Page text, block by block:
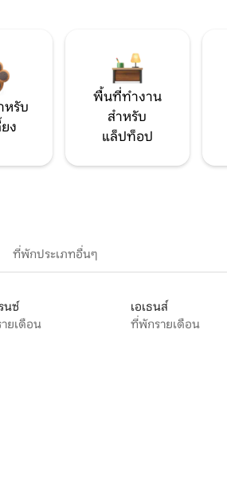
หรับ
ง
พื้นที่ทำงาน
สำหรับ
แล็ปท็อป
ที่พักประเภทอื่นๆ
นซ์
ยเดือน
เอเธนส์
ที่พักรายเดือน